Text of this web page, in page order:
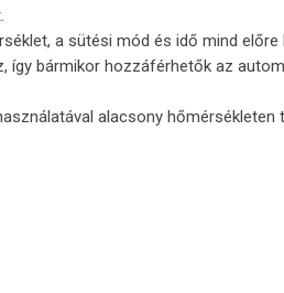
a sütési mód és idő mind előre
így bármikor hozzáférhetők az
alacsony hőmérsékleten